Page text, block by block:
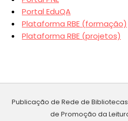
Portal EduQA
Plataforma RBE (formação)
Plataforma RBE (projetos)
Publicação de Rede de
de Promoção da Leitura